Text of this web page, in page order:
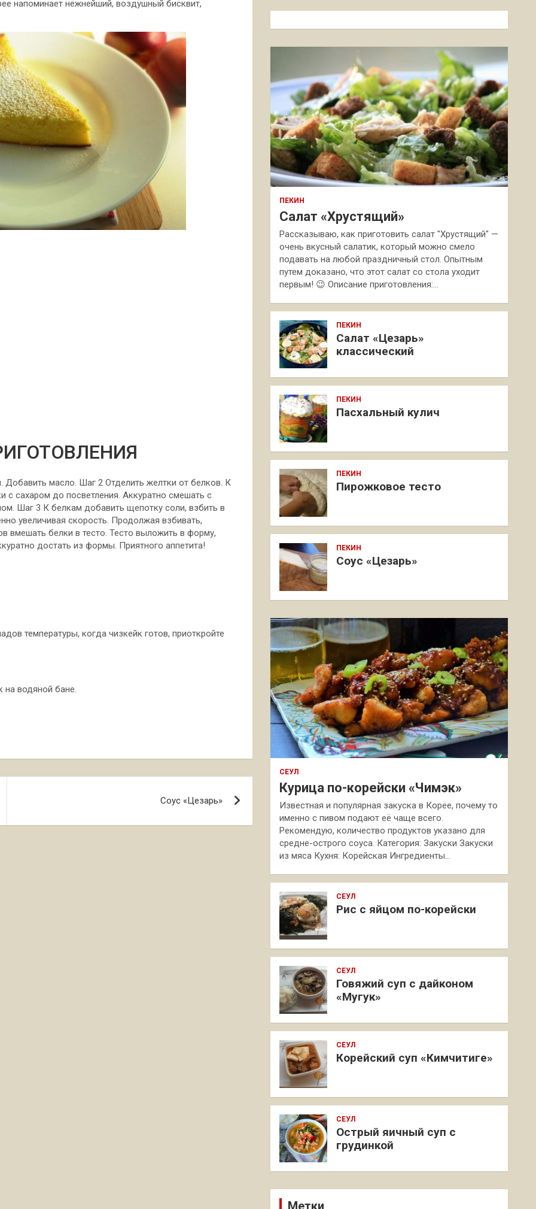
напоминает нежнейший, воздушный бисквит,
масло. Шаг 2 Отделить желтки от белков. К
с сахаром до посветления. Аккуратно смешать с
Шаг 3 К белкам добавить щепотку соли, взбить в
увеличивая скорость. Продолжая взбивать,
вмешать белки в тесто. Тесто выложить в форму,
достать из формы. Приятного аппетита!
температуры, когда чизкейк готов, приоткройте
на водяной бане.
Соус «Цезарь»
к
ПЕКИН
Салат «Хрустящий»
Рассказываю, как приготовить салат "Хрустящий" —
очень вкусный салатик, который можно смело
подавать на любой праздничный стол. Опытным
путем доказано, что этот салат со стола уходит
первым! 😉 Описание приготовления:…
ПЕКИН
Салат «Цезарь»
классический
ПЕКИН
Пасхальный кулич
ПЕКИН
Пирожковое тесто
ПЕКИН
Соус «Цезарь»
СЕУЛ
Курица по-корейски «Чимэк»
Известная и популярная закуска в Корее, почему то
именно с пивом подают её чаще всего.
Рекомендую, количество продуктов указано для
средне-острого соуса. Категория: Закуски Закуски
из мяса Кухня: Корейская Ингредиенты…
СЕУЛ
Рис с яйцом по-корейски
СЕУЛ
Говяжий суп с дайконом
«Мугук»
СЕУЛ
Корейский суп «Кимчитиге»
СЕУЛ
Острый яичный суп с
грудинкой
Метки